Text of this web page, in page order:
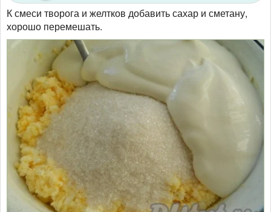
К смеси творога и желтков добавить сахар и сметану,
хорошо перемешать.